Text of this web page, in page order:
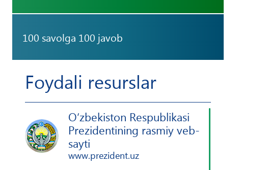
100 savolga 100 javob
Foydali resurslar
O‘zbekiston Respublikasi
Prezidentining rasmiy veb-
sayti
www.prezident.uz